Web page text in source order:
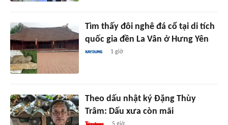
Tìm thấy đôi nghê đá cổ tại di tích
quốc gia đền La Vân ở Hưng Yên
1 giờ
Theo dấu nhật ký Đặng Thùy
Trâm: Dấu xưa còn mãi